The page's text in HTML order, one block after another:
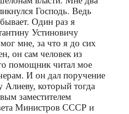
Господь. Ведь
Один раз я
Устиновичу
мне, за что я до сих
он сам человек из
помощник читал мое
И он дал поручение
Алиеву, который тогда
заместителем
Министров СССР и